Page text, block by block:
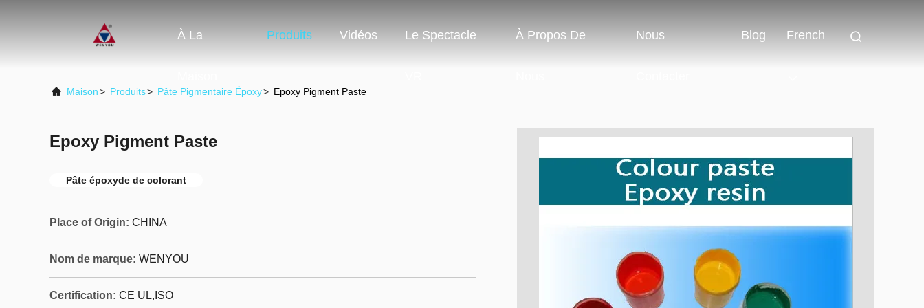
À La Produits Vidéos Le Spectacle À Propos De Nous Blog French
Maison> Produits> Pâte Pigmentaire Époxy> Epoxy Pigment Paste
Epoxy Pigment Paste
Pâte époxyde de colorant
Place of Origin: CHINA
Nom de marque: WENYOU
Certification: CE UL,ISO